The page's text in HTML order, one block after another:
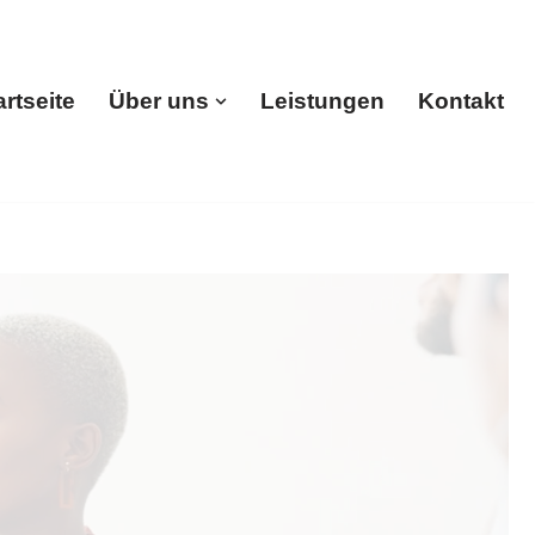
Über uns Leistungen Kontakt